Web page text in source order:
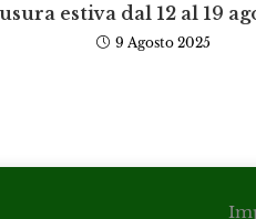
estiva dal 12 al 19
9 Agosto 2025